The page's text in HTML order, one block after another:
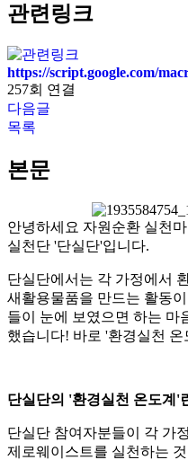
관련링크
https://script.google.com/
257회 연결
다음글
목록
본문
안녕하세요 자원순환 실천
실천단 '단실단'입니다.
단실단에서는 각 가정에서
새활용물품을 만드는 활동
들이 눈에 보였으면 하는 마
했습니다! 바로 '환경실천
단실단의 '환경실천 온도계'
단실단 참여자분들이 각 가
제로웨이스트를 실천하는